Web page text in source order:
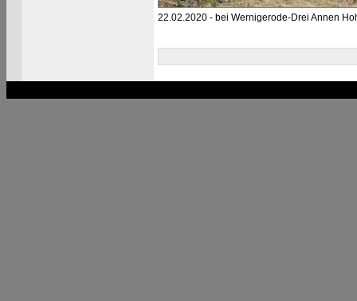
22.02.2020 - bei Wernigerode-Drei Annen